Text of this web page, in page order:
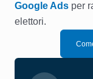
Google Ads per
elettori.